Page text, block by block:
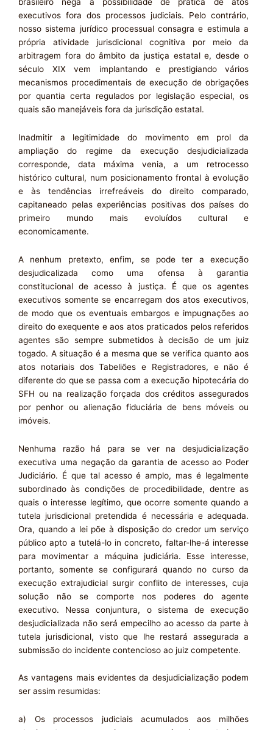
executivos fora dos processos judiciais. Pelo contrário,
nosso sistema jurídico processual consagra e estimula a
própria atividade jurisdicional cognitiva por meio da
arbitragem fora do âmbito da justiça estatal e, desde o
século XIX vem implantando e prestigiando vários
mecanismos procedimentais de execução de obrigações
por quantia certa regulados por legislação especial, os
quais são manejáveis fora da jurisdição estatal.
Inadmitir a legitimidade do movimento em prol da
ampliação do regime da execução desjudicializada
corresponde, data máxima venia, a um retrocesso
histórico cultural, num posicionamento frontal à evolução
e às tendências irrefreáveis do direito comparado,
capitaneado pelas experiências positivas dos países do
primeiro mundo mais evoluídos cultural e
economicamente.
A nenhum pretexto, enfim, se pode ter a execução
desjudicalizada como uma ofensa à garantia
constitucional de acesso à justiça. É que os agentes
executivos somente se encarregam dos atos executivos,
de modo que os eventuais embargos e impugnações ao
direito do exequente e aos atos praticados pelos referidos
agentes são sempre submetidos à decisão de um juiz
togado. A situação é a mesma que se verifica quanto aos
atos notariais dos Tabeliões e Registradores, e não é
diferente do que se passa com a execução hipotecária do
SFH ou na realização forçada dos créditos assegurados
por penhor ou alienação fiduciária de bens móveis ou
imóveis.
Nenhuma razão há para se ver na desjudicialização
executiva uma negação da garantia de acesso ao Poder
Judiciário. É que tal acesso é amplo, mas é legalmente
subordinado às condições de procedibilidade, dentre as
quais o interesse legítimo, que ocorre somente quando a
tutela jurisdicional pretendida é necessária e adequada.
Ora, quando a lei põe à disposição do credor um serviço
público apto a tutelá-lo in concreto, faltar-lhe-á interesse
para movimentar a máquina judiciária. Esse interesse,
portanto, somente se configurará quando no curso da
execução extrajudicial surgir conflito de interesses, cuja
solução não se comporte nos poderes do agente
executivo. Nessa conjuntura, o sistema de execução
desjudicializada não será empecilho ao acesso da parte à
tutela jurisdicional, visto que lhe restará assegurada a
submissão do incidente contencioso ao juiz competente.
As vantagens mais evidentes da desjudicialização podem
ser assim resumidas:
a) Os processos judiciais acumulados aos milhões